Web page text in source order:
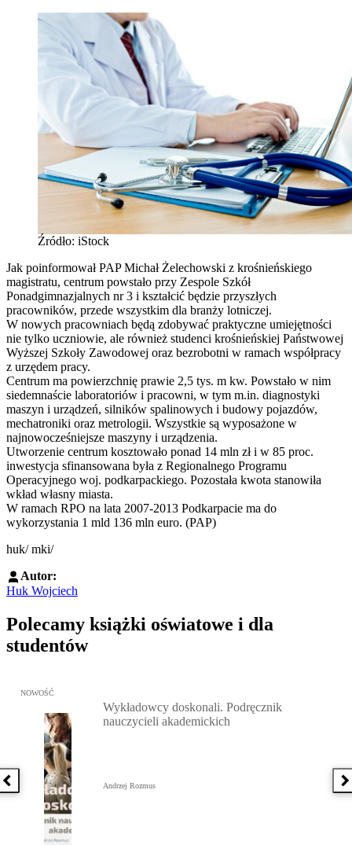
Źródło: iStock
Jak poinformował PAP Michał Żelechowski z krośnieńskiego
magistratu, centrum powstało przy Zespole Szkół
Ponadgimnazjalnych nr 3 i kształcić będzie przyszłych
pracowników, przede wszystkim dla branży lotniczej.
W nowych pracowniach będą zdobywać praktyczne umiejętności
nie tylko uczniowie, ale również studenci krośnieńskiej Państwowej
Wyższej Szkoły Zawodowej oraz bezrobotni w ramach współpracy
z urzędem pracy.
Centrum ma powierzchnię prawie 2,5 tys. m kw. Powstało w nim
siedemnaście laboratoriów i pracowni, w tym m.in. diagnostyki
maszyn i urządzeń, silników spalinowych i budowy pojazdów,
mechatroniki oraz metrologii. Wszystkie są wyposażone w
najnowocześniejsze maszyny i urządzenia.
Utworzenie centrum kosztowało ponad 14 mln zł i w 85 proc.
inwestycja sfinansowana była z Regionalnego Programu
Operacyjnego woj. podkarpackiego. Pozostała kwota stanowiła
wkład własny miasta.
W ramach RPO na lata 2007-2013 Podkarpacie ma do
wykorzystania 1 mld 136 mln euro. (PAP)
huk/ mki/
Autor:
Huk Wojciech
Polecamy książki oświatowe i dla
studentów
Poprzednia książka
Przejdź do: Wykładowcy doskonali. Podręcznik nauczycieli
NOWOŚĆ
Wykładowcy doskonali. Podręcznik
nauczycieli akademickich
Andrzej Rozmus